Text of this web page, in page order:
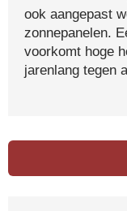
ook aangepast
zonnepanelen.
voorkomt hoge
jarenlang tegen